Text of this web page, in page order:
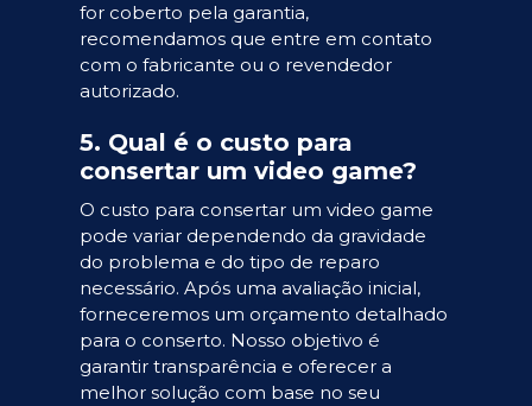
for coberto pela garantia,
recomendamos que entre em contato
com o fabricante ou o revendedor
autorizado.
5. Qual é o custo para
consertar um video game?
O custo para consertar um video game
pode variar dependendo da gravidade
do problema e do tipo de reparo
necessário. Após uma avaliação inicial,
forneceremos um orçamento detalhado
para o conserto. Nosso objetivo é
garantir transparência e oferecer a
melhor solução com base no seu